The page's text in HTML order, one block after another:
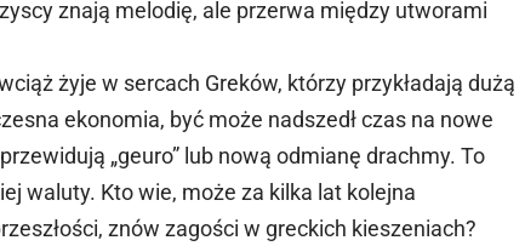
znają melodię, ale przerwa między utworami
żyje w sercach Greków, którzy przykładają dużą
ekonomia, być może nadszedł czas na nowe
„geuro” lub nową odmianę drachmy. To
waluty. Kto wie, może za kilka lat kolejna
znów zagości w greckich kieszeniach?